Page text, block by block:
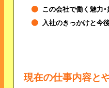
この会社で働く魅力
入社のきっかけと今
現在の仕事内容と